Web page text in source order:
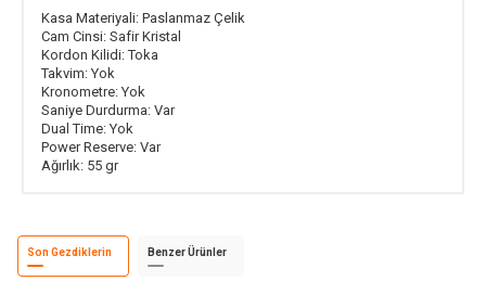
Kasa Materiyali: Paslanmaz Çelik
Cam Cinsi: Safir Kristal
Kordon Kilidi:Toka
Takvim: Yok
Kronometre: Yok
Saniye Durdurma: Var
Dual Time: Yok
Power Reserve: Var
Ağırlık: 55 gr
Son Gezdiklerin Benzer Ürünler